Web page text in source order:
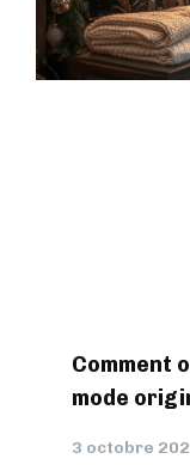
Comment
mode
3 octobre